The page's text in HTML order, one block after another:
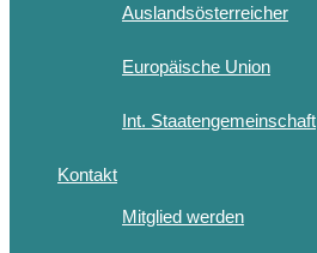
Auslandsösterreicher
Europäische Union
Int. Staatengemeinschaft
Kontakt
Mitglied werden